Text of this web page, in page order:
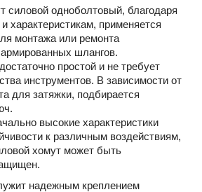
силовой одноболтовый, благодаря
характеристикам, применяется
монтажа или ремонта
шлангов.
простой и не требует
инструментов. В зависимости от
для затяжки, подбирается
высокие характеристики
к различным воздействиям,
хомут может быть
надежным креплением